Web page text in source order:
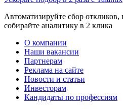
Автоматизируйте сбор откликов,
собирайте аналитику в 2 клика
О компании
Наши вакансии
Партнерам
Реклама на сайте
Новости и статьи
Инвесторам
Кандидаты по профессиям